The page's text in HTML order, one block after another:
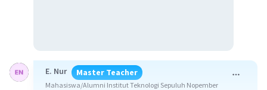
E. Nur Master Teacher
Mahasiswa/Alumni Institut Teknologi Sepuluh Nopember